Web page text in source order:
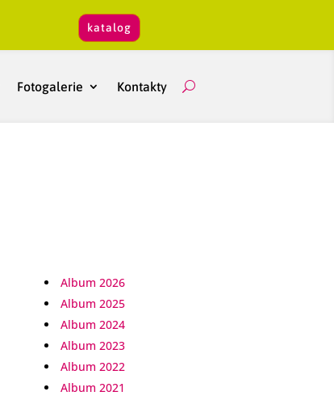
katalog
Fotogalerie Kontakty
Album 2026
Album 2025
Album 2024
Album 2023
Album 2022
Album 2021